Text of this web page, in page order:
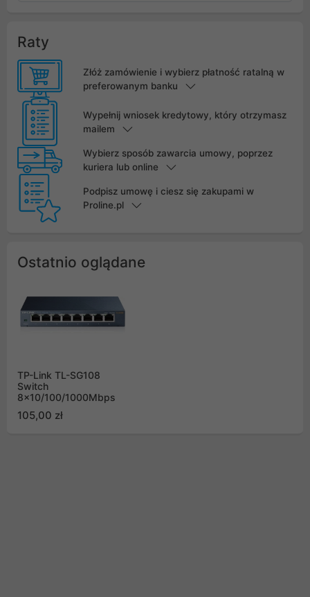
Raty
Złóż zamówienie i wybierz płatność ratalną w
preferowanym banku
Wypełnij wniosek kredytowy, który otrzymasz
mailem
Wybierz sposób zawarcia umowy, poprzez
kuriera lub online
Podpisz umowę i ciesz się zakupami w
Proline.pl
Ostatnio oglądane
TP-Link TL-SG108
Switch
8x10/100/1000Mbps
105,00 zł